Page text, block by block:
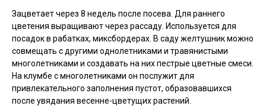
Зацветает через 8 недель после посева. Для раннего
цветения выращивают через рассаду. Используется для
посадок в рабатках, миксбордерах. В саду желтушник можно
совмещать с другими однолетниками и травянистыми
многолетниками и создавать на них пестрые цветные смеси.
На клумбе с многолетниками он послужит для
привлекательного заполнения пустот, образовавшихся
после увядания весенне-цветущих растений.